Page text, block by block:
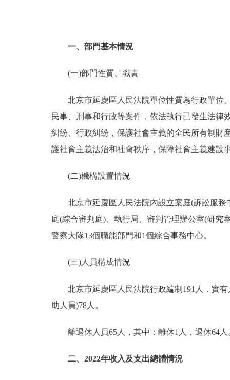
一、部門基本情況
(一)部門性質、職責
北京市延慶區人民法院單位性質為行政單位。
民事、刑事和行政等案件，依法執行已發生法
糾紛、行政糾紛，保護社會主義的全民所有制財
護社會主義法治和社會秩序，保障社會主義建設
(二)機構設置情況
北京市延慶區人民法院內設立案庭(訴訟服務
庭(綜合審判庭)、執行局、審判管理辦公室(研究
警察大隊13個職能部門和1個綜合事務中心。
(三)人員構成情況
北京市延慶區人民法院行政編制191人，實有
助人員)78人。
離退休人員65人，其中：離休1人，退休64人
二、2022年收入及支出總體情況